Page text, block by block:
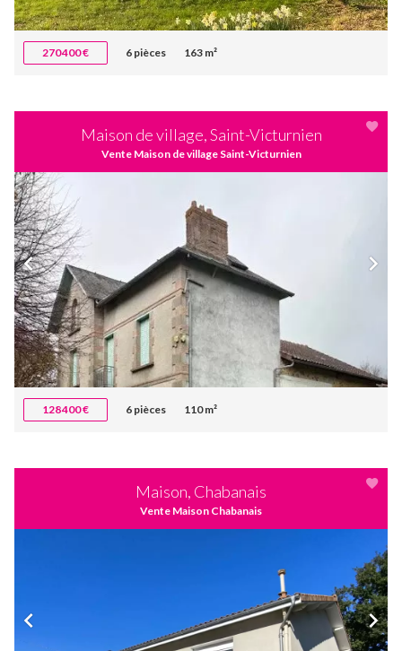
270 400 € 6 pièces 163 m²
Maison de village, Saint-Victurnien
Vente Maison de village Saint-Victurnien
128 400 € 6 pièces 110 m²
Maison, Chabanais
Vente Maison Chabanais